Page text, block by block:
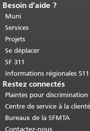
Fin du contenu de la page.
cette page se répète sur
Retour au haut du contenu
Besoin d'aide ?
Muni
Services
Projets
Se déplacer
SF 311
Informations régionales 511
Restez connectés
Plaintes pour discrimination
Centre de service à la
Bureaux de la SFMTA
Contactez-nous